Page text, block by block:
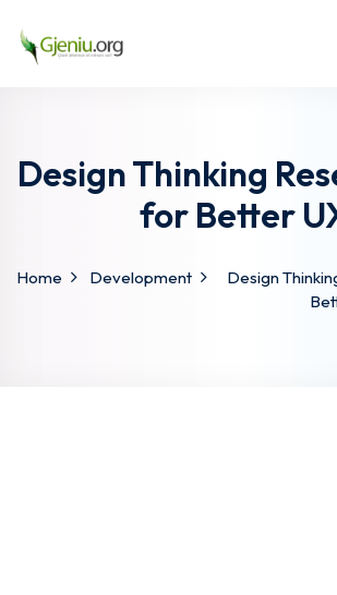
Design Thinking
for Better
Home Development
Design